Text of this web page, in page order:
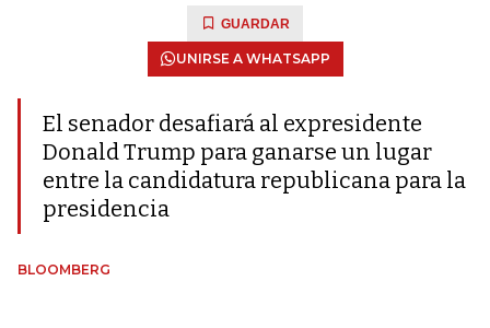
GUARDAR
UNIRSE A WHATSAPP
El senador desafiará al expresidente
Donald Trump para ganarse un lugar
entre la candidatura republicana para la
presidencia
BLOOMBERG